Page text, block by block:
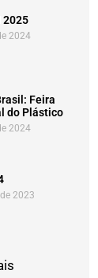
2025
2024
Feira
do Plástico
2024
2023